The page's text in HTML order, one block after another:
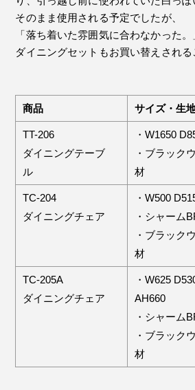
そのまま使用される予定でしたが、
「落ち着いた雰囲気に合わなかった
ダイニングセットもお買い替えされる
商品 サイズ・生
TT-206
ダイニングテーブ
ル
・W1650
・ブラック
材
TC-204
ダイニングチェア
・W500
・シャーム
・ブラック
材
TC-205A
ダイニングチェア
・W625
AH660
・シャーム
・ブラック
材